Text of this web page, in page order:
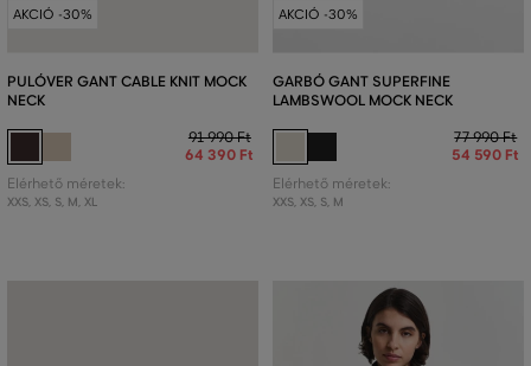
AKCIÓ -30%
PULÓVER GANT CABLE KNIT MOCK
NECK
91 990 Ft
64 390 Ft
Elérhető méretek:
XXS, XS, S, M XL
AKCIÓ -30%
GARBÓ GANT SUPERFINE
LAMBSWOOL MOCK NECK
77 990 Ft
54 590 Ft
Elérhető méretek:
XXS, XS, S, M